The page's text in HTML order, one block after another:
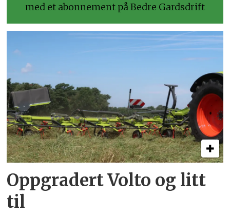
med et abonnement på Bedre Gardsdrift
Oppgradert Volto og litt
til